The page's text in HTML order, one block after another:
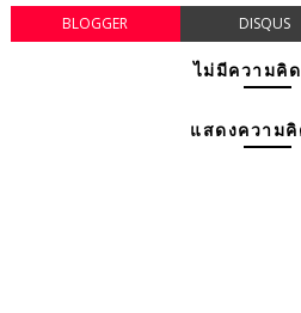
BLOGGER DISQUS
ไม่มีความคิ
แสดงความคิ